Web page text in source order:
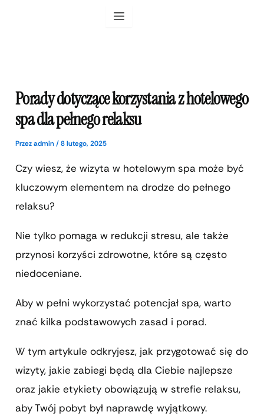
Porady dotyczące korzystania z hotelowego
spa dla pełnego relaksu
Przezadmin/8 lutego, 2025
Czy wiesz, że wizyta w hotelowym spa może być
kluczowym elementem na drodze do pełnego
relaksu?
Nie tylko pomaga w redukcji stresu, ale także
przynosi korzyści zdrowotne, które są często
niedoceniane.
Aby w pełni wykorzystać potencjał spa, warto
znać kilka podstawowych zasad i porad.
W tym artykule odkryjesz, jak przygotować się do
wizyty, jakie zabiegi będą dla Ciebie najlepsze
oraz jakie etykiety obowiązują w strefie relaksu,
aby Twój pobyt był naprawdę wyjątkowy.